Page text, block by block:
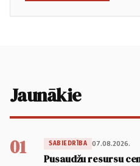
Jaunākie
01 SABIEDRĪBA 07.08.2026.
Pusaudžu resursu